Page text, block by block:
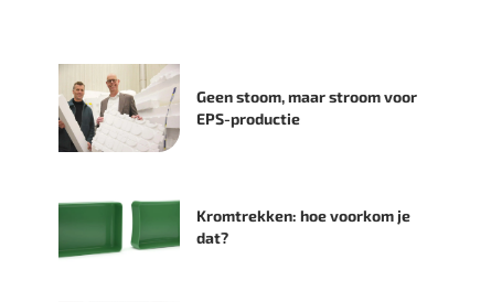
Geen stoom, maar stroom voor
EPS-productie
Kromtrekken: hoe voorkom je
dat?